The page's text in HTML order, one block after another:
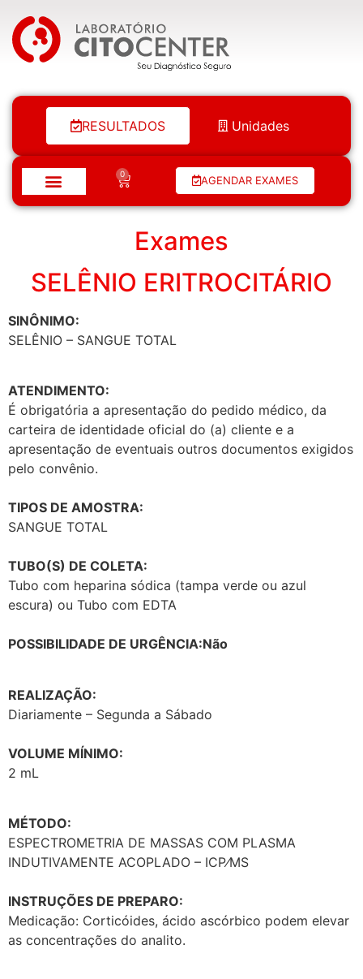
Laboratório Citocenter
RESULTADOS Unidades
0 AGENDAR EXAMES
Exames
SELÊNIO ERITROCITÁRIO
SINÔNIMO:
SELÊNIO – SANGUE TOTAL
ATENDIMENTO:
É obrigatória a apresentação do pedido médico, da
carteira de identidade oficial do (a) cliente e a
apresentação de eventuais outros documentos exigidos
pelo convênio.
TIPOS DE AMOSTRA:
SANGUE TOTAL
TUBO(S) DE COLETA:
Tubo com heparina sódica (tampa verde ou azul
escura) ou Tubo com EDTA
POSSIBILIDADE DE URGÊNCIA:Não
REALIZAÇÃO:
Diariamente – Segunda a Sábado
VOLUME MÍNIMO:
2 mL
MÉTODO:
ESPECTROMETRIA DE MASSAS COM PLASMA
INDUTIVAMENTE ACOPLADO – ICP⁄MS
INSTRUÇÕES DE PREPARO:
Medicação: Corticóides, ácido ascórbico podem elevar
as concentrações do analito.